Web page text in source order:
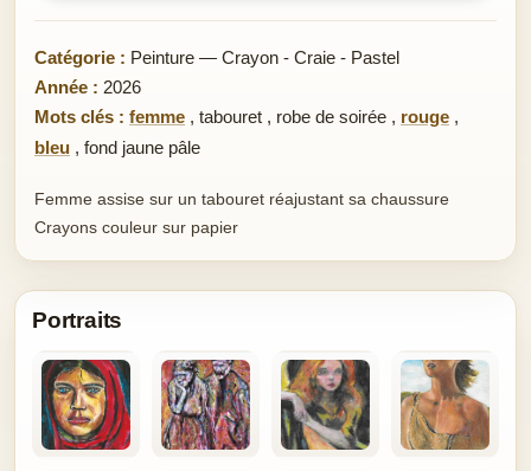
Catégorie : Peinture — Crayon - Craie - Pastel
Année : 2026
Mots clés : femme , tabouret , robe de soirée , rouge ,
bleu , fond jaune pâle
Femme assise sur un tabouret réajustant sa chaussure
Crayons couleur sur papier
Portraits